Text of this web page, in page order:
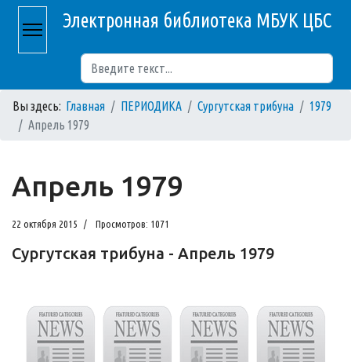
Электронная библиотека МБУК ЦБС
Вы здесь: Главная ПЕРИОДИКА Сургутская трибуна
1979
Апрель 1979
Апрель 1979
22 октября 2015 Просмотров: 1071
Сургутская трибуна - Апрель 1979